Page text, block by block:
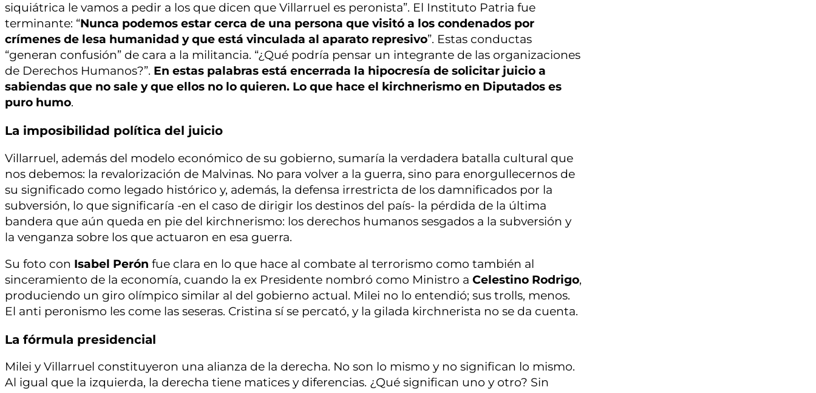
siquiátrica le vamos a pedir a los que dicen que Villarruel es peronista”. El Instituto Patria fue
terminante: “Nunca podemos estar cerca de una persona que visitó a los condenados por
crímenes de lesa humanidad y que está vinculada al aparato represivo”. Estas conductas
“generan confusión” de cara a la militancia. “¿Qué podría pensar un integrante de las organizaciones
de Derechos Humanos?”. En estas palabras está encerrada la hipocresía de solicitar juicio a
sabiendas que no sale y que ellos no lo quieren. Lo que hace el kirchnerismo en Diputados es
puro humo.
La imposibilidad política del juicio
Villarruel, además del modelo económico de su gobierno, sumaría la verdadera batalla cultural que
nos debemos: la revalorización de Malvinas. No para volver a la guerra, sino para enorgullecernos de
su significado como legado histórico y, además, la defensa irrestricta de los damnificados por la
subversión, lo que significaría -en el caso de dirigir los destinos del país- la pérdida de la última
bandera que aún queda en pie del kirchnerismo: los derechos humanos sesgados a la subversión y
la venganza sobre los que actuaron en esa guerra.
Su foto con Isabel Perón fue clara en lo que hace al combate al terrorismo como también al
sinceramiento de la economía, cuando la ex Presidente nombró como Ministro a Celestino Rodrigo,
produciendo un giro olímpico similar al del gobierno actual. Milei no lo entendió; sus trolls, menos.
El anti peronismo les come las seseras. Cristina sí se percató, y la gilada kirchnerista no se da cuenta.
La fórmula presidencial
Milei y Villarruel constituyeron una alianza de la derecha. No son lo mismo y no significan lo mismo.
Al igual que la izquierda, la derecha tiene matices y diferencias. ¿Qué significan uno y otro? Sin